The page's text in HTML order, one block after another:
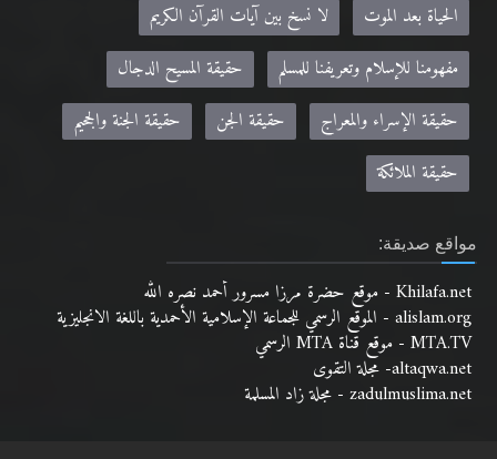
الحياة بعد الموت
لا نسخ بين آيات القرآن الكريم
مفهومنا للإسلام وتعريفنا للمسلم
حقيقة المسيح الدجال
حقيقة الإسراء والمعراج
حقيقة الجن
حقيقة الجنة والجحيم
حقيقة الملائكة
مواقع صديقة:
Khilafa.net - موقع حضرة مرزا مسرور أحمد نصره الله
alislam.org - الموقع الرسمي للجماعة الإسلامية الأحمدية باللغة الانجليزية
MTA.TV - موقع قناة MTA الرسمي
altaqwa.net- مجلة التقوى
zadulmuslima.net - مجلة زاد المسلمة